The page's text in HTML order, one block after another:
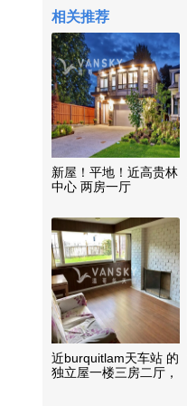
相关推荐
新屋！平地！近高贵林
中心 两房一厅
近burquitlam天车站 的
独立屋一楼三房二厅，